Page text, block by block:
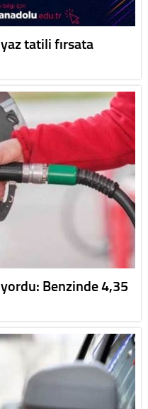
tatili fırsata
Benzinde 4,35